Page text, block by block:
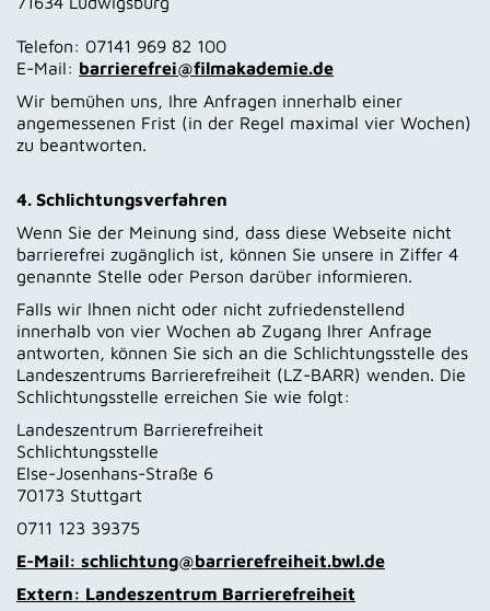
Telefon: 07141 969 82 100
E-Mail: barrierefrei@filmakademie.de
Wir bemühen uns, Ihre Anfragen innerhalb einer
angemessenen Frist (in der Regel maximal vier Wochen)
zu beantworten.
4. Schlichtungsverfahren
Wenn Sie der Meinung sind, dass diese Webseite nicht
barrierefrei zugänglich ist, können Sie unsere in Ziffer 4
genannte Stelle oder Person darüber informieren.
Falls wir Ihnen nicht oder nicht zufriedenstellend
innerhalb von vier Wochen ab Zugang Ihrer Anfrage
antworten, können Sie sich an die Schlichtungsstelle des
Landeszentrums Barrierefreiheit (LZ-BARR) wenden. Die
Schlichtungsstelle erreichen Sie wie folgt:
Landeszentrum Barrierefreiheit
Schlichtungsstelle
Else-Josenhans-Straße 6
70173 Stuttgart
0711 123 39375
E-Mail: schlichtung@barrierefreiheit.bwl.de
Extern: Landeszentrum Barrierefreiheit